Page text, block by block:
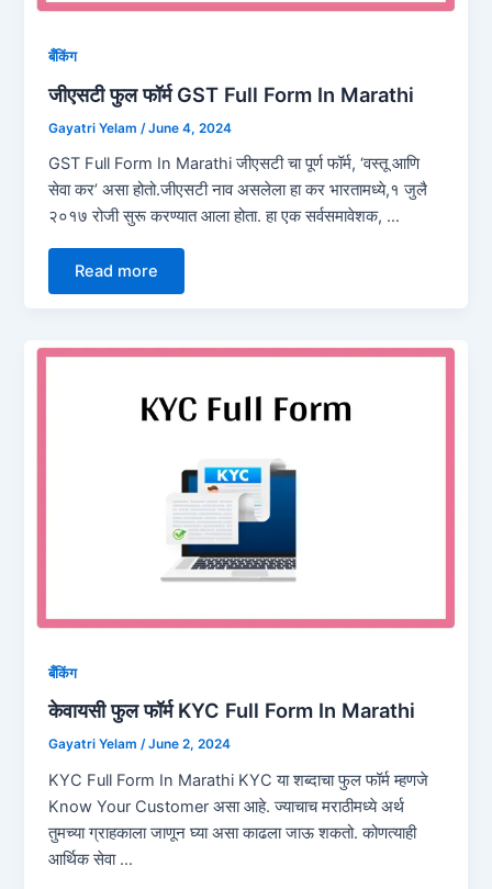
बँकिंग
जीएसटी फुल फॉर्म GST Full Form In Marathi
Gayatri Yelam /June 4, 2024
GST Full Form In Marathi जीएसटी चा पूर्ण फॉर्म, ‘वस्तू आणि
सेवा कर’ असा होतो.जीएसटी नाव असलेला हा कर भारतामध्ये,१ जुलै
२०१७ रोजी सुरू करण्यात आला होता. हा एक सर्वसमावेशक, …
Read more
बँकिंग
केवायसी फुल फॉर्म KYC Full Form In Marathi
Gayatri Yelam/June 2, 2024
KYC Full Form In Marathi KYC या शब्दाचा फुल फॉर्म म्हणजे
Know Your Customer असा आहे. ज्याचाच मराठीमध्ये अर्थ
तुमच्या ग्राहकाला जाणून घ्या असा काढला जाऊ शकतो. कोणत्याही
आर्थिक सेवा …